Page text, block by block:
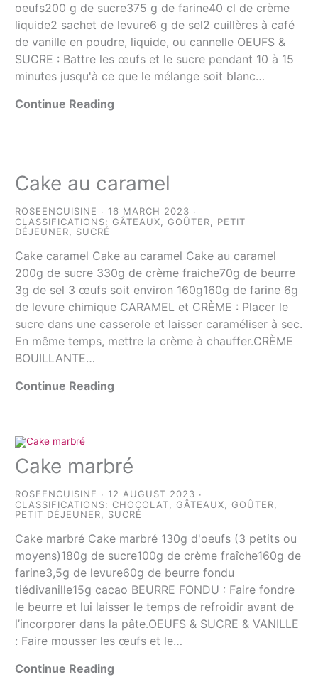
oeufs200 g de sucre375 g de farine40 cl de crème
liquide2 sachet de levure6 g de sel2 cuillères à café
de vanille en poudre, liquide, ou cannelle OEUFS &
SUCRE : Battre les œufs et le sucre pendant 10 à 15
minutes jusqu'à ce que le mélange soit blanc…
Continue Reading
Cake au caramel
ROSEENCUISINE
16 MARCH 2023
CLASSIFICATIONS:GÂTEAUX ,GOÛTER
PETIT
DÉJEUNER
SUCRÉ
Cake caramel Cake au caramel Cake au caramel
200g de sucre 330g de crème fraiche70g de beurre
3g de sel 3 œufs soit environ 160g160g de farine 6g
de levure chimique CARAMEL et CRÈME : Placer le
sucre dans une casserole et laisser caraméliser à sec.
En même temps, mettre la crème à chauffer.CRÈME
BOUILLANTE…
Continue Reading
Cake marbré
ROSEENCUISINE
12 AUGUST 2023
CLASSIFICATIONS:CHOCOLAT ,GÂTEAUX ,GOÛTER
PETIT DÉJEUNER
SUCRÉ
Cake marbré Cake marbré 130g d'oeufs (3 petits ou
moyens)180g de sucre100g de crème fraîche160g de
farine3,5g de levure60g de beurre fondu
tiédivanille15g cacao BEURRE FONDU : Faire fondre
le beurre et lui laisser le temps de refroidir avant de
l’incorporer dans la pâte.OEUFS & SUCRE & VANILLE
: Faire mousser les œufs et le…
Continue Reading